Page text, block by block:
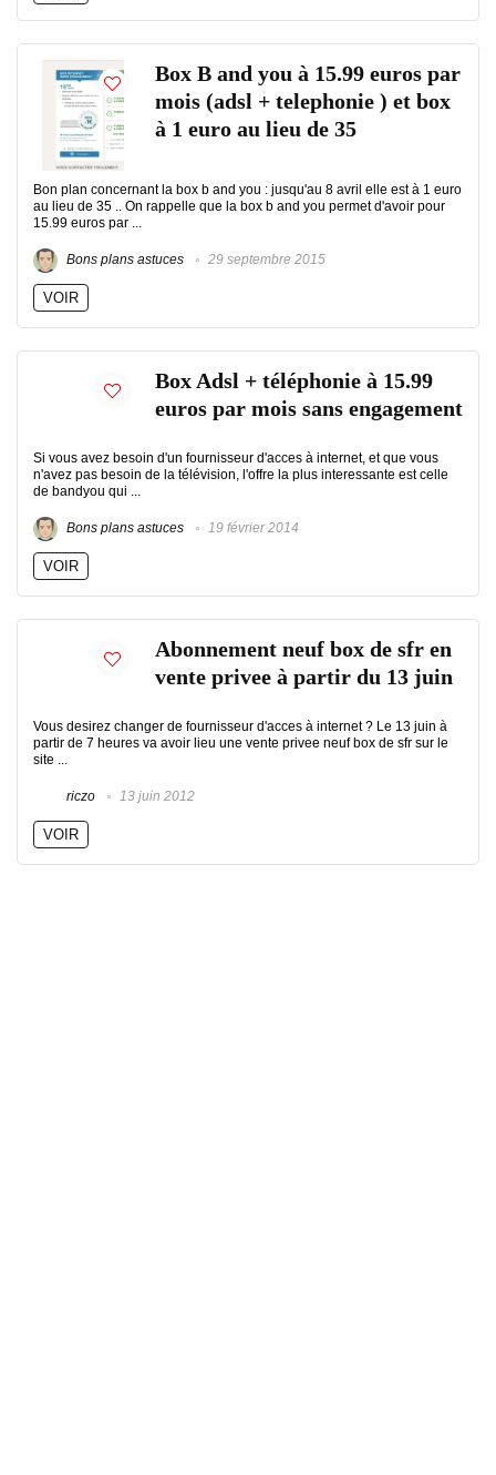
Box B and you à 15.99 euros par
mois (adsl + telephonie ) et box
à 1 euro au lieu de 35
Bon plan concernant la box b and you : jusqu'au 8 avril elle est à 1 euro
au lieu de 35 .. On rappelle que la box b and you permet d'avoir pour
15.99 euros par ...
Bons plans astuces 29 septembre 2015
VOIR
Box Adsl + téléphonie à 15.99
euros par mois sans engagement
Si vous avez besoin d'un fournisseur d'acces à internet, et que vous
n'avez pas besoin de la télévision, l'offre la plus interessante est celle
de bandyou qui ...
Bons plans astuces 19 février 2014
VOIR
Abonnement neuf box de sfr en
vente privee à partir du 13 juin
Vous desirez changer de fournisseur d'acces à internet ? Le 13 juin à
partir de 7 heures va avoir lieu une vente privee neuf box de sfr sur le
site ...
riczo 13 juin 2012
VOIR